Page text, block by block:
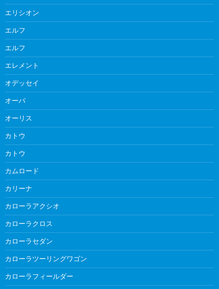
エリシオン
エルフ
エルフ
エレメント
オデッセイ
オーパ
オーリス
カトウ
カトウ
カムロード
カリーナ
カローラアクシオ
カローラクロス
カローラセダン
カローラツーリングワゴン
カローラフィールダー